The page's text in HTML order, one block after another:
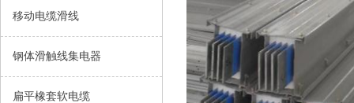
移动电缆滑线
钢体滑触线集电器
扁平橡套软电缆